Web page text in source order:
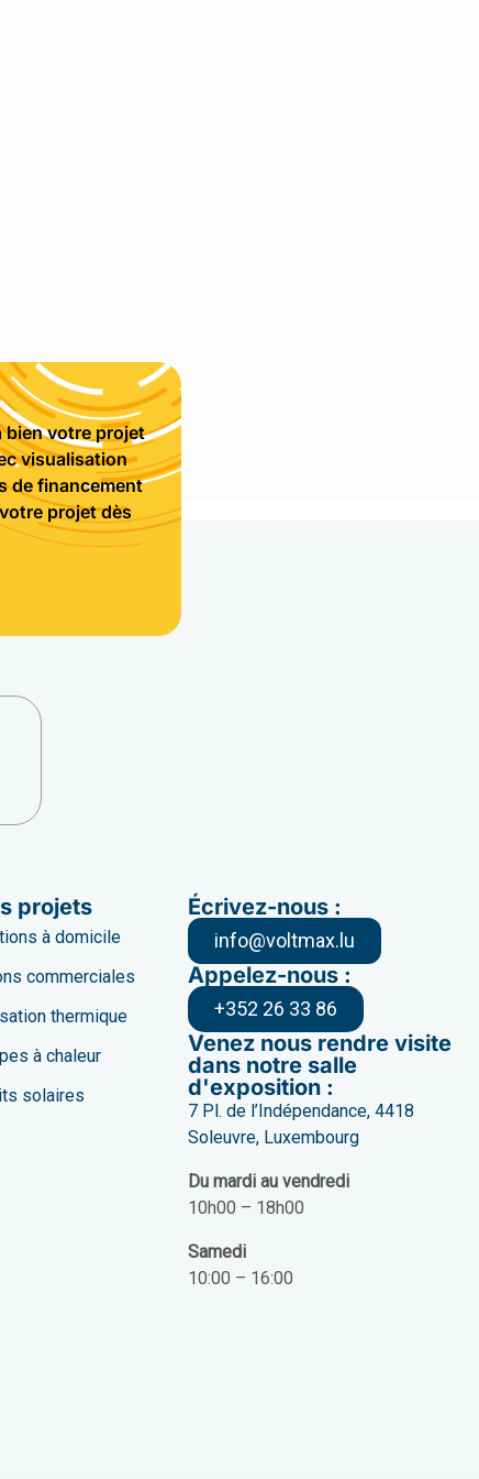
bien votre projet
visualisation
de financement
projet dès
projets
à domicile
commerciales
thermique
à chaleur
solaires
Écrivez-nous :
info@voltmax.lu
Appelez-nous :
+352 26 33 86
Venez nous rendre visite
dans notre salle
d'exposition :
7 Pl. de l’Indépendance, 4418
Soleuvre, Luxembourg
Du mardi au vendredi
10h00 – 18h00
Samedi
10:00 – 16:00